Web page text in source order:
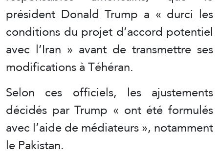
président Donald Trump a « durci les
conditions du projet d’accord potentiel
avec l’Iran » avant de transmettre ses
modifications à Téhéran.
Selon ces officiels, les ajustements
décidés par Trump « ont été formulés
avec l’aide de médiateurs », notamment
le Pakistan.